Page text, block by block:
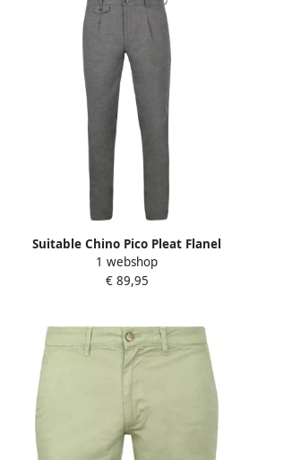
Suitable Chino Pico Pleat Flanel
Grijs
1 webshop
€ 89,95